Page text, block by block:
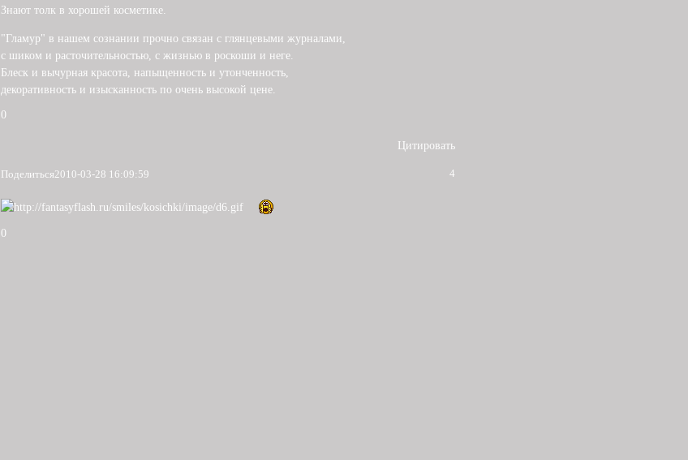
Знают толк в хорошей косметике.
"Гламур" в нашем сознании прочно связан с глянцевыми журналами,
с шиком и расточительностью, с жизнью в роскоши и неге.
Блеск и вычурная красота, напыщенность и утонченность,
декоративность и изысканность по очень высокой цене.
0
Цитировать
Поделиться 4
2010-03-28 16:09:59
0